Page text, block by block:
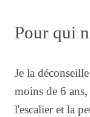
Pour qui
Je la
moins de 6
l'escalier et la